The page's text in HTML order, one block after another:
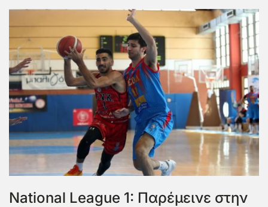
National League 1: Παρέμεινε στην